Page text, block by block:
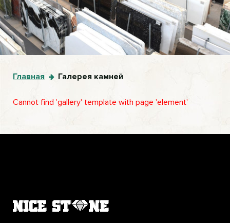
Главная Галерея камней
Cannot find 'gallery' template with page 'element'